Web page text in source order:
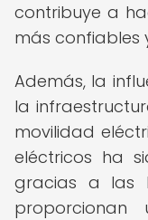
contribuye a
más confiables
Además, la
la
movilidad
eléctricos ha
gracias a las